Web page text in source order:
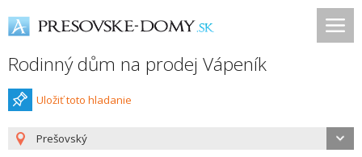
Rodinný dům na prodej Vápeník
Uložiť toto hladanie
Prešovský